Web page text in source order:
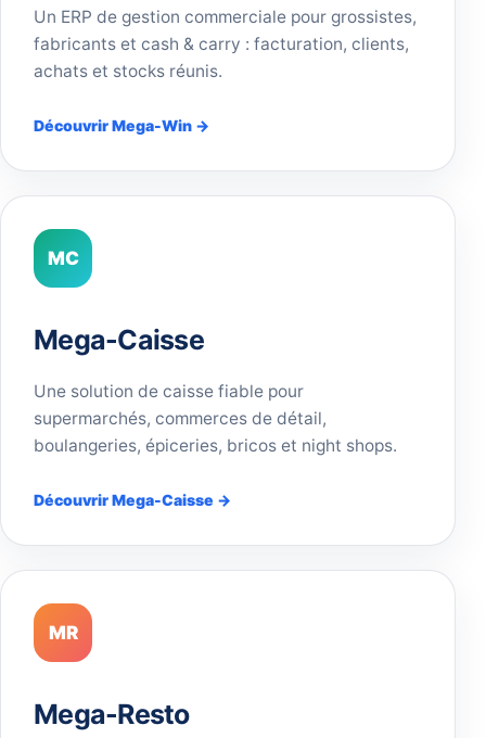
Un ERP de gestion commerciale pour grossistes,
fabricants et cash & carry : facturation, clients,
achats et stocks réunis.
Découvrir Mega-Win →
MC
Mega-Caisse
Une solution de caisse fiable pour
supermarchés, commerces de détail,
boulangeries, épiceries, bricos et night shops.
Découvrir Mega-Caisse →
MR
Mega-Resto